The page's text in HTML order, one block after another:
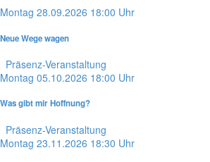
Montag 28.09.2026 18:00 Uhr
Neue Wege wagen
Präsenz-Veranstaltung
Montag 05.10.2026 18:00 Uhr
Was gibt mir Hoffnung?
Präsenz-Veranstaltung
Montag 23.11.2026 18:30 Uhr